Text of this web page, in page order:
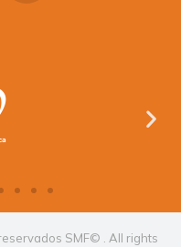
SMF© . All rights